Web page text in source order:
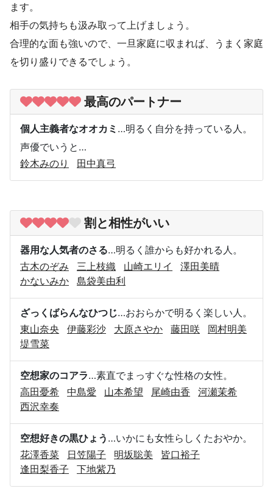
ます。
相手の気持ちも汲み取って上げましょう。
合理的な面も強いので、一旦家庭に収まれば、うまく家庭
を切り盛りできるでしょう。
最高のパートナー
個人主義者なオオカミ …明るく自分を持っている人。
声優でいうと…
鈴木みのり
田中真弓
割と相性がいい
器用な人気者のさる…明るく誰からも好かれる人。
古木のぞみ
三上枝織 山崎エリイ
澤田美晴
かないみか
島袋美由利
ざっくばらんなひつじ…おおらかで明るく楽しい人。
東山奈央
伊藤彩沙 大原さやか 藤田咲
岡村明美
堤雪菜
空想家のコアラ…素直でまっすぐな性格の女性。
高田憂希
中島愛 山本希望 尾崎由香
河瀬茉希
西沢幸奏
空想好きの黒ひょう …いかにも女性らしくたおやか。
花澤香菜
日笠陽子 明坂聡美
皆口裕子
逢田梨香子
下地紫乃